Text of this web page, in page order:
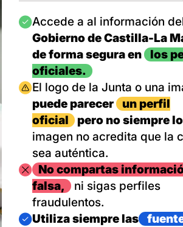
Imagen
Accede a al información
Gobierno de Castilla-La
de forma segura en
los
oficiales.
Imagen
El logo de la Junta o una
puede parecer
un perfil
oficial
pero no siempre
imagen no acredita que la
sea auténtica.
ImagenNo compartas
falsa,
ni sigas perfiles
fraudulentos.
Imagen
Utiliza siempre las